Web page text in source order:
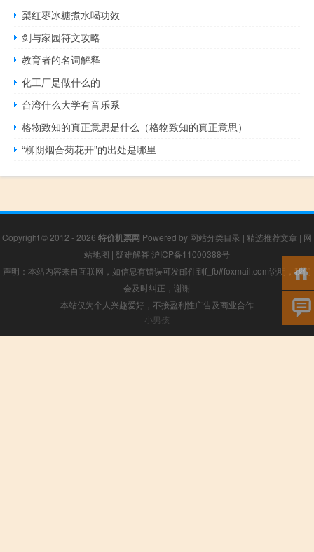
梨红枣冰糖煮水喝功效
剑与家园符文攻略
教育者的名词解释
化工厂是做什么的
台湾什么大学有音乐系
格物致知的真正意思是什么（格物致知的真正意思）
“柳阴烟合菊花开”的出处是哪里
Copyright © 2012 - 2026 特价机票网 Powered by 网站分类目录 | 精选推荐文章 | 网
站地图 | 疑难解答 沪ICP备11000388号
声明：本站内容来自互联网，如信息有错误可发邮件到f_fb#foxmail.com说明，我们
会及时纠正，谢谢
本站仅为个人兴趣爱好，不接盈利性广告及商业合作
小男孩